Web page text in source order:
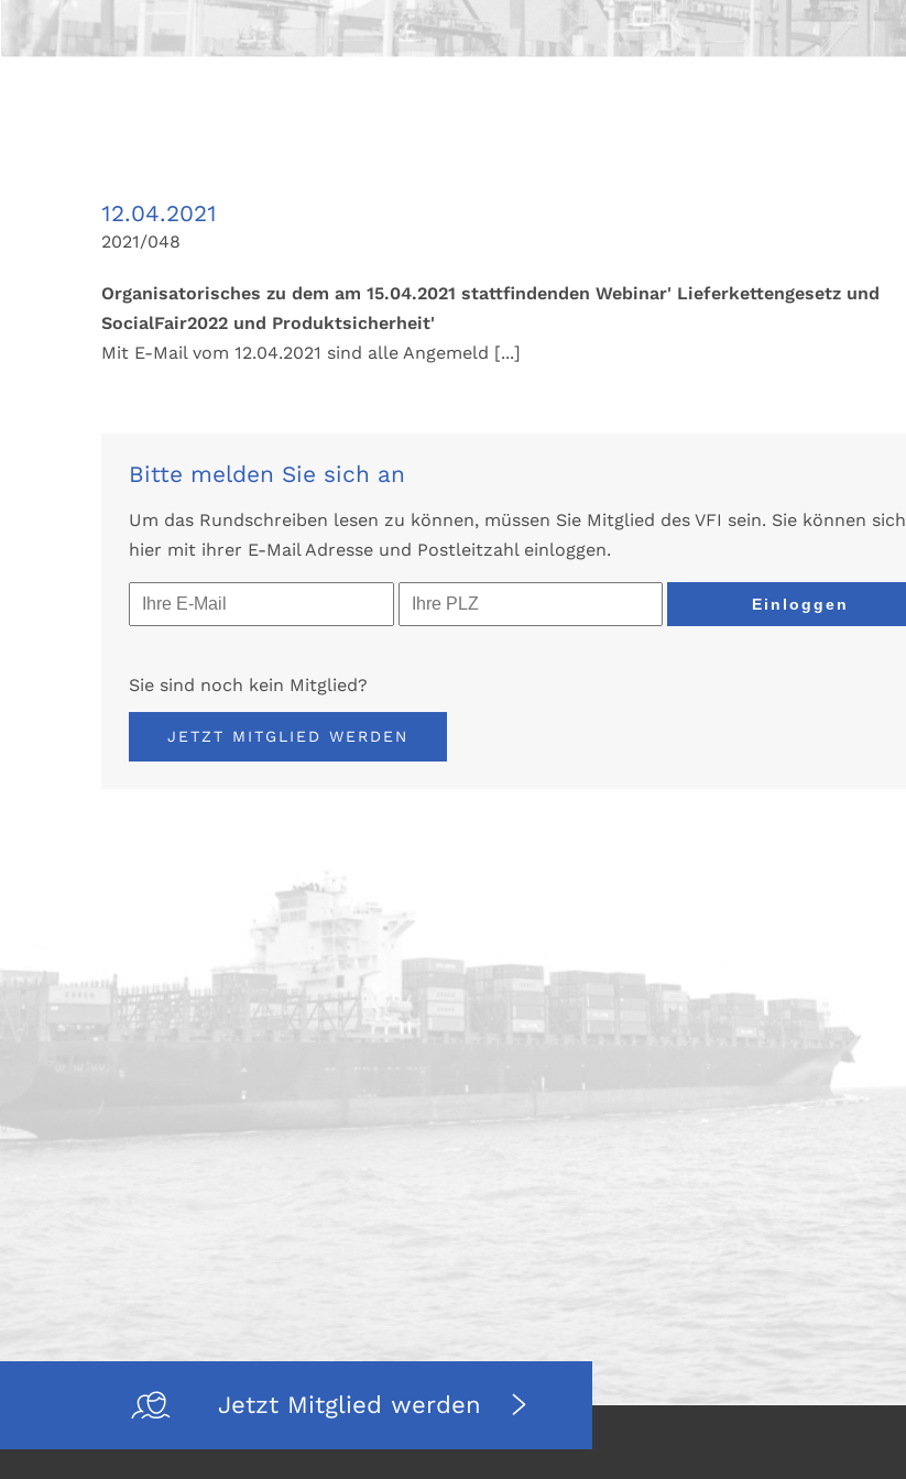
12.04.2021
2021/048
Organisatorisches zu dem am 15.04.2021 stattfindenden Webinar' Lieferkettengesetz und
SocialFair2022 und Produktsicherheit'
Mit E-Mail vom 12.04.2021 sind alle Angemeld [...]
Bitte melden Sie sich an
Um das Rundschreiben lesen zu können, müssen Sie Mitglied des VFI sein. Sie können sich
hier mit ihrer E-Mail Adresse und Postleitzahl einloggen.
Sie sind noch kein Mitglied?
JETZT MITGLIED WERDEN
Jetzt Mitglied werden